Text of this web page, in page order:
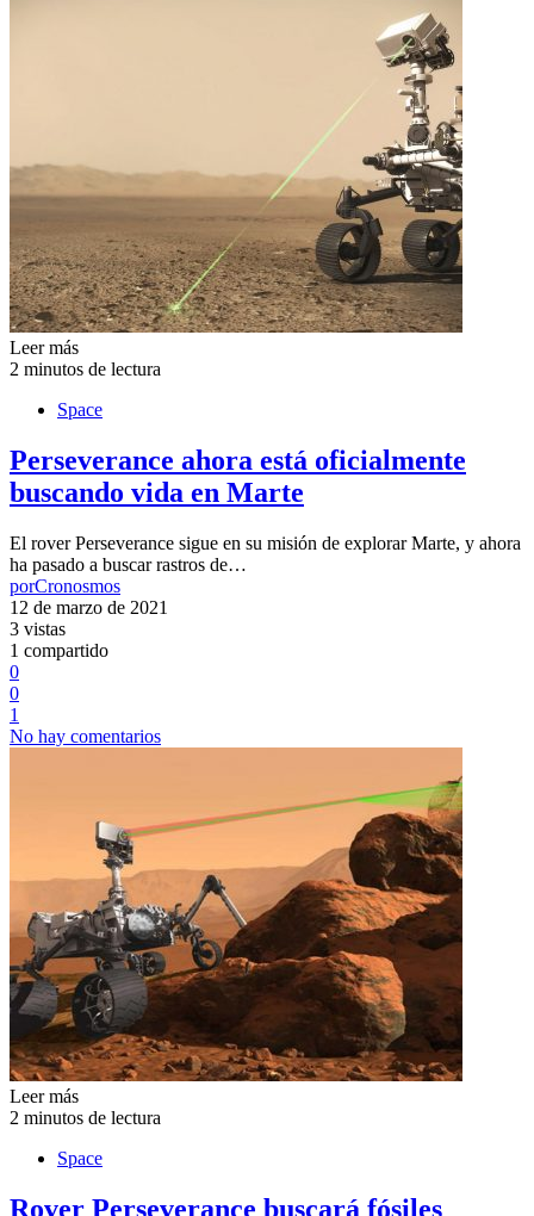
Leer más
2 minutos de lectura
Space
Perseverance ahora está oficialmente
buscando vida en Marte
El rover Perseverance sigue en su misión de explorar Marte, y ahora
ha pasado a buscar rastros de…
porCronosmos
12 de marzo de 2021
3 vistas
1 compartido
0
0
1
No hay comentarios
Leer más
2 minutos de lectura
Space
Rover Perseverance buscará fósiles